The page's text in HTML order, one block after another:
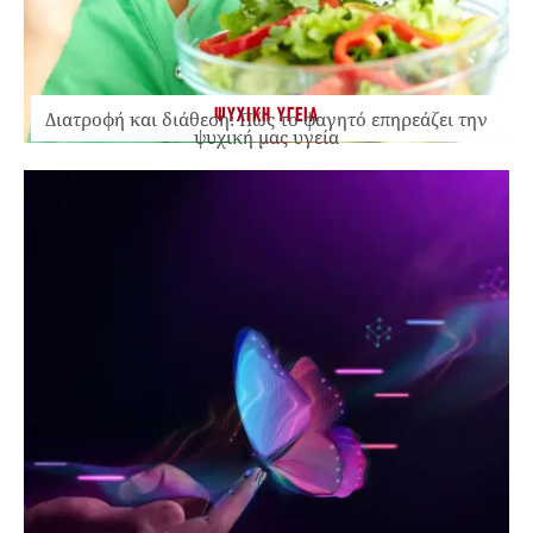
ΨΥΧΙΚΗ ΥΓΕΙΑ
Διατροφή και διάθεση: Πώς το φαγητό επηρεάζει την
ψυχική μας υγεία